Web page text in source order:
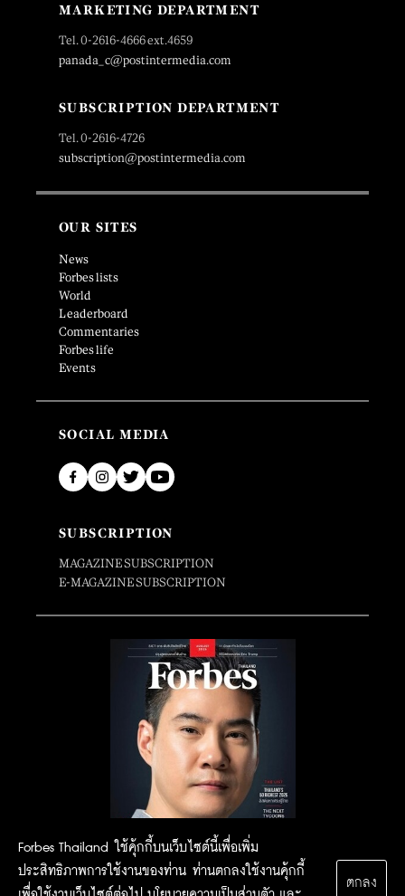
Forbes Thailand ใช้คุ้กกี้บนเว็บไซต์นี้เพื่อเพิ่ม
ประสิทธิภาพการใช้งานของท่าน ท่านตกลงใช้งานคุ้กกี้
ตกลง
MARKETING DEPARTMENT
Tel. 0-2616-4666 ext.4659
panada_c@postintermedia.com
SUBSCRIPTION DEPARTMENT
Tel. 0-2616-4726
subscription@postintermedia.com
OUR SITES
News
Forbes lists
World
Leaderboard
Commentaries
Forbes life
Events
SOCIAL MEDIA
SUBSCRIPTION
MAGAZINE SUBSCRIPTION
E-MAGAZINE SUBSCRIPTION